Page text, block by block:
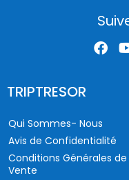
TRIPTRESOR
Qui Sommes- Nous
Avis de Confidentialité
Conditions Générales de
Vente